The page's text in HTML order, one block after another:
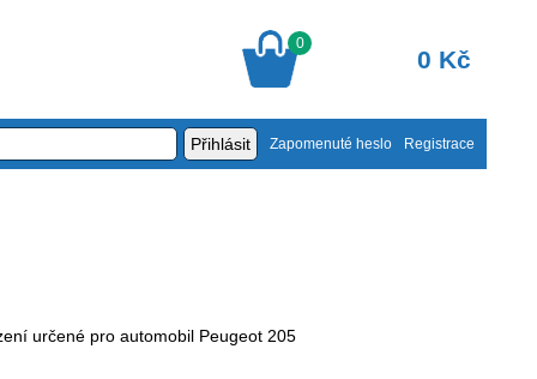
0
0 Kč
Zapomenuté heslo Registrace
určené pro automobil Peugeot 205